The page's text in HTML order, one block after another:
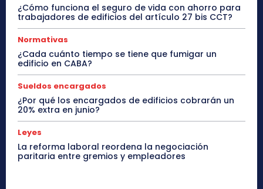
¿Cómo funciona el seguro de vida con ahorro para
trabajadores de edificios del artículo 27 bis CCT?
Normativas
¿Cada cuánto tiempo se tiene que fumigar un
edificio en CABA?
Sueldos encargados
¿Por qué los encargados de edificios cobrarán un
20% extra en junio?
Leyes
La reforma laboral reordena la negociación
paritaria entre gremios y empleadores